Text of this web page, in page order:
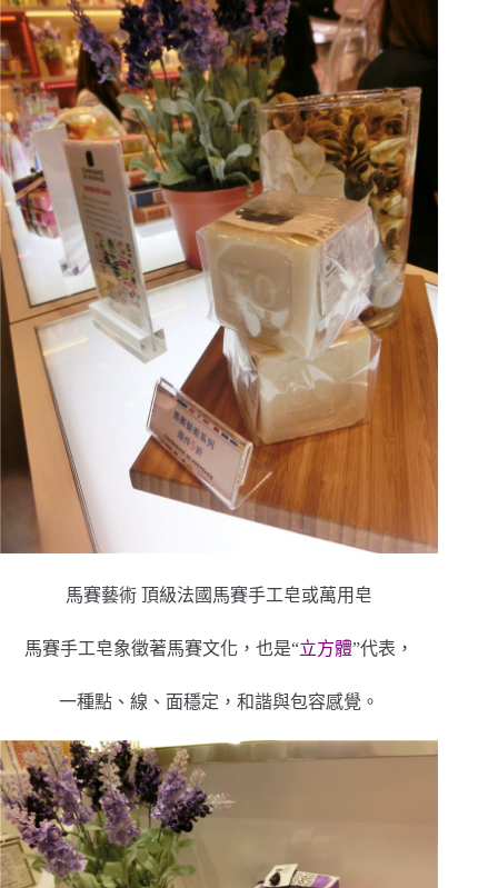
馬賽藝術 頂級法國馬賽手工皂或萬用皂
馬賽手工皂象徵著馬賽文化，也是“立方體”代表，
一種點、線、面穩定，和諧與包容感覺。